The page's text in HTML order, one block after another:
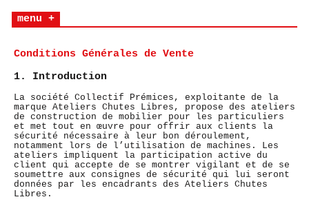
menu +
Conditions Générales de Vente
1. Introduction
La société Collectif Prémices, exploitante de la
marque Ateliers Chutes Libres, propose des ateliers
de construction de mobilier pour les particuliers
et met tout en œuvre pour offrir aux clients la
sécurité nécessaire à leur bon déroulement,
notamment lors de l’utilisation de machines. Les
ateliers impliquent la participation active du
client qui accepte de se montrer vigilant et de se
soumettre aux consignes de sécurité qui lui seront
données par les encadrants des Ateliers Chutes
Libres.